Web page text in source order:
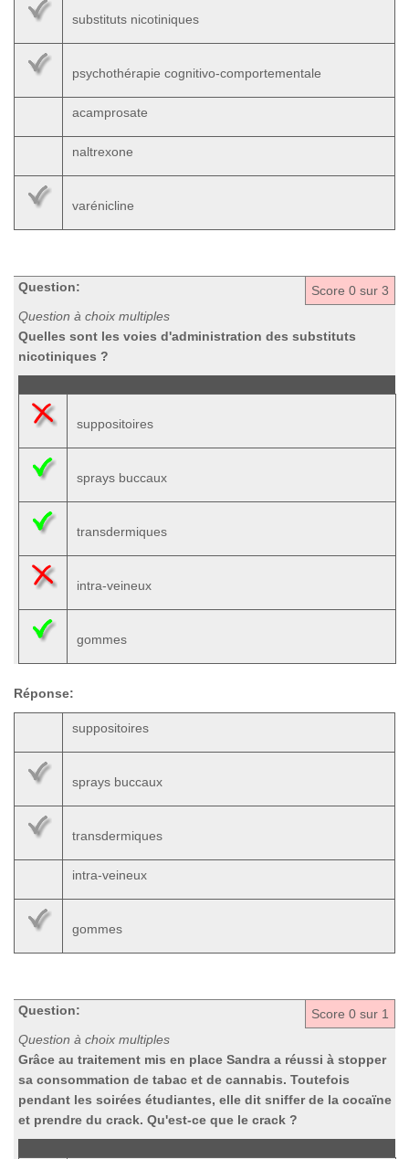
substituts nicotiniques
psychothérapie cognitivo-comportementale
acamprosate
naltrexone
varénicline
Score 0 sur 3
Question:
Question à choix multiples
Quelles sont les voies d'administration des substituts
nicotiniques ?
suppositoires
sprays buccaux
transdermiques
intra-veineux
gommes
Réponse:
suppositoires
sprays buccaux
transdermiques
intra-veineux
gommes
Score 0 sur 1
Question:
Question à choix multiples
Grâce au traitement mis en place Sandra a réussi à stopper
sa consommation de tabac et de cannabis. Toutefois
pendant les soirées étudiantes, elle dit sniffer de la cocaïne
et prendre du crack. Qu'est-ce que le crack ?